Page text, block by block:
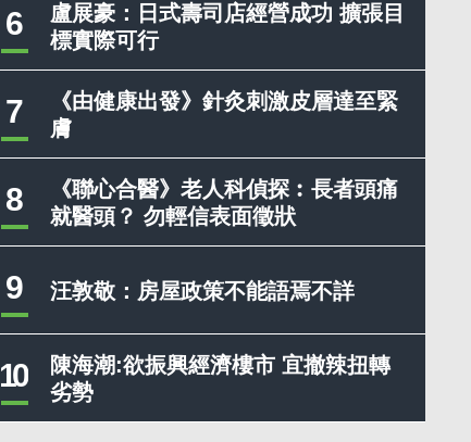
6
盧展豪：日式壽司店經營成功 擴張目
標實際可行
7
《由健康出發》針灸刺激皮層達至緊
膚
8
《聯心合醫》老人科偵探︰長者頭痛
就醫頭？ 勿輕信表面徵狀
9 汪敦敬：房屋政策不能語焉不詳
10
陳海潮:欲振興經濟樓市 宜撤辣扭轉
劣勢